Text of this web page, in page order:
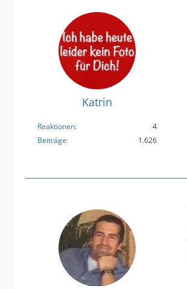
Katrin
Reaktionen
4
Beiträge
1.626